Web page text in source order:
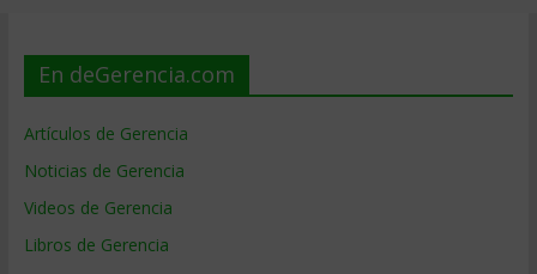
En deGerencia.com
Artículos de Gerencia
Noticias de Gerencia
Videos de Gerencia
Libros de Gerencia